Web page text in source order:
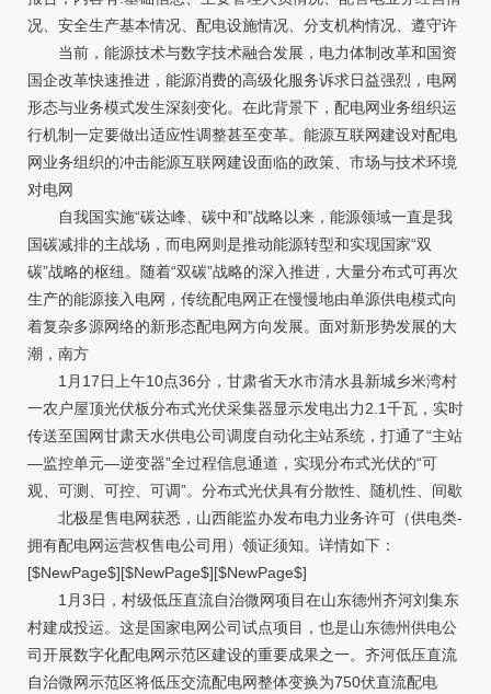
况、安全生产基本情况、配电设施情况、分支机构情况、遵守许
当前，能源技术与数字技术融合发展，电力体制改革和国资
国企改革快速推进，能源消费的高级化服务诉求日益强烈，电网
形态与业务模式发生深刻变化。在此背景下，配电网业务组织运
行机制一定要做出适应性调整甚至变革。能源互联网建设对配电
网业务组织的冲击能源互联网建设面临的政策、市场与技术环境
对电网
自我国实施“碳达峰、碳中和”战略以来，能源领域一直是我
国碳减排的主战场，而电网则是推动能源转型和实现国家“双
碳”战略的枢纽。随着“双碳”战略的深入推进，大量分布式可再次
生产的能源接入电网，传统配电网正在慢慢地由单源供电模式向
着复杂多源网络的新形态配电网方向发展。面对新形势发展的大
潮，南方
1月17日上午10点36分，甘肃省天水市清水县新城乡米湾村
一农户屋顶光伏板分布式光伏采集器显示发电出力2.1千瓦，实时
传送至国网甘肃天水供电公司调度自动化主站系统，打通了“主站
—监控单元—逆变器”全过程信息通道，实现分布式光伏的“可
观、可测、可控、可调”。分布式光伏具有分散性、随机性、间歇
北极星售电网获悉，山西能监办发布电力业务许可（供电类-
拥有配电网运营权售电公司用）领证须知。详情如下：
[$NewPage$][$NewPage$][$NewPage$]
1月3日，村级低压直流自治微网项目在山东德州齐河刘集东
村建成投运。这是国家电网公司试点项目，也是山东德州供电公
司开展数字化配电网示范区建设的重要成果之一。齐河低压直流
自治微网示范区将低压交流配电网整体变换为750伏直流配电